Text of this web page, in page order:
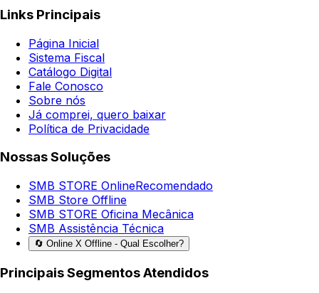
Links Principais
Página Inicial
Sistema Fiscal
Catálogo Digital
Fale Conosco
Sobre nós
Já comprei, quero baixar
Política de Privacidade
Nossas Soluções
SMB STORE OnlineRecomendado
SMB Store Offline
SMB STORE Oficina Mecânica
SMB Assistência Técnica
🔄 Online X Offline - Qual Escolher?
Principais Segmentos Atendidos